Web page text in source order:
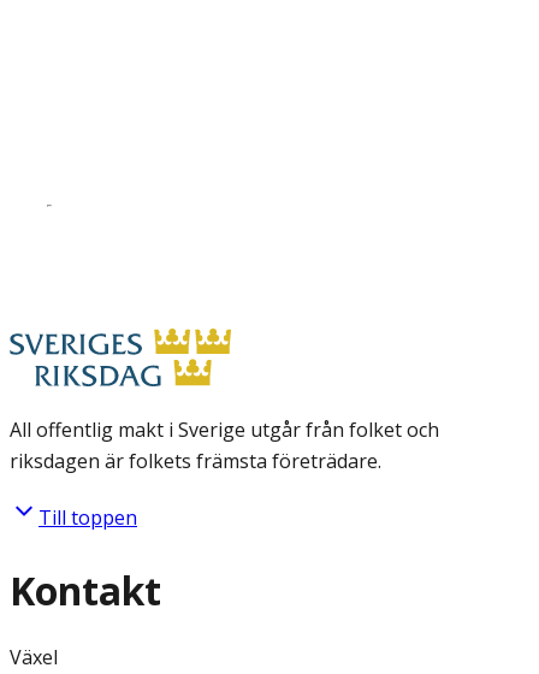
All offentlig makt i Sverige utgår från folket och
riksdagen är folkets främsta företrädare.
Till toppen
Kontakt
Växel